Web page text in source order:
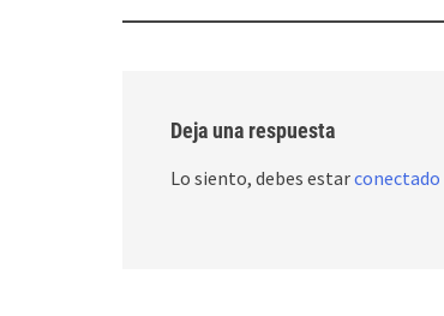
Deja una respuesta
Lo siento, debes estarconectado